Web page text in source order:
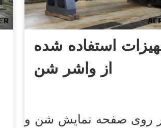
استفاده شده
از واشر شن
روی صفحه نمایش شن و